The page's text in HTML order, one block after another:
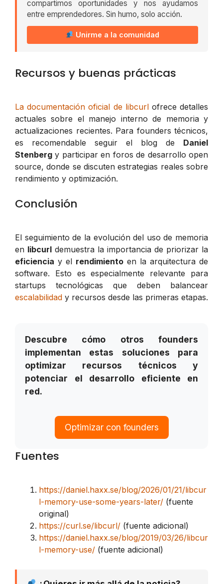
compartimos oportunidades y nos ayudamos
entre emprendedores. Sin humo, solo acción.
Unirme a la comunidad
Recursos y buenas prácticas
La documentación oficial de libcurlofrece detalles
actuales sobre el manejo interno de memoria y
actualizaciones recientes. Para founders técnicos,
es recomendable seguir el blog de Daniel
Stenberg y participar en foros de desarrollo open
source, donde se discuten estrategias reales sobre
rendimiento y optimización.
Conclusión
El seguimiento de la evolución del uso de memoria
en libcurl demuestra la importancia de priorizar la
eficiencia y el rendimiento en la arquitectura de
software. Esto es especialmente relevante para
startups tecnológicas que deben balancear
escalabilidad y recursos desde las primeras etapas.
Descubre cómo otros founders
implementan estas soluciones para
optimizar recursos técnicos y
potenciar el desarrollo eficiente en
red.
Optimizar con founders
Fuentes
https://daniel.haxx.se/blog/2026/01/21/libcur
l-memory-use-some-years-later/ (fuente
original)
https://curl.se/libcurl/ (fuente adicional)
https://daniel.haxx.se/blog/2019/03/26/libcur
l-memory-use/ (fuente adicional)